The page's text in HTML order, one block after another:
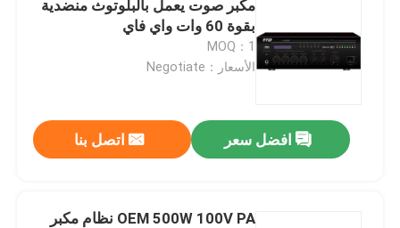
نظام ميكروفون PA
نظام المؤتمرات السلكي
مكبر صوت يعمل بالبلوتوث منضدية
بقوة 60 وات واي فاي
MOQ：1
الأسعار：Negotiate
افضل سعر اتصل بنا
OEM 500W 100V PA نظام مكبر